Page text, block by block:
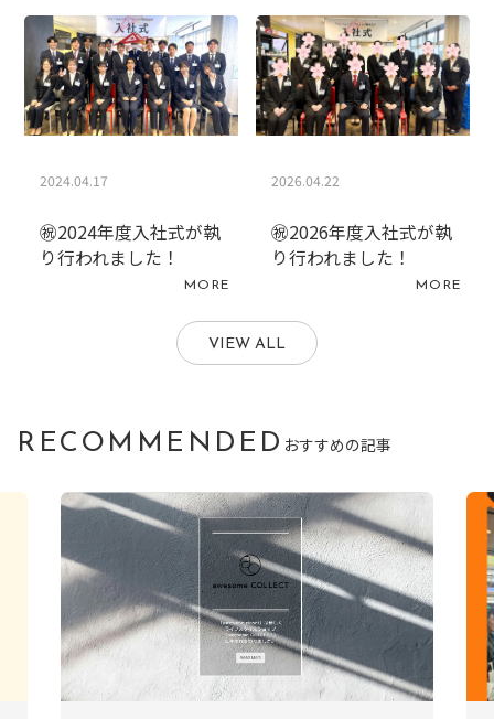
2024.04.17
㊗2024年度入社式が執
り行われました！
MORE
2026.04.22
㊗2026年度入社式が執
り行われました！
MORE
VIEW ALL
RECOMMENDED おすすめの記事